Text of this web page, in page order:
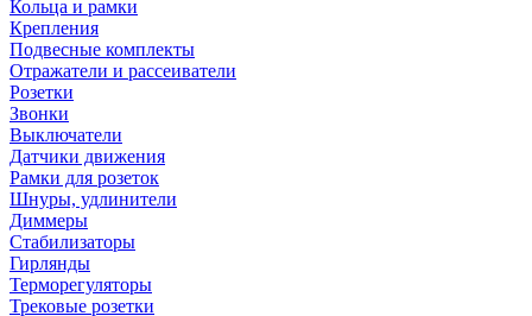
Кольца и рамки
Крепления
Подвесные комплекты
Отражатели и рассеиватели
Розетки
Звонки
Выключатели
Датчики движения
Рамки для розеток
Шнуры, удлинители
Диммеры
Стабилизаторы
Гирлянды
Терморегуляторы
Трековые розетки